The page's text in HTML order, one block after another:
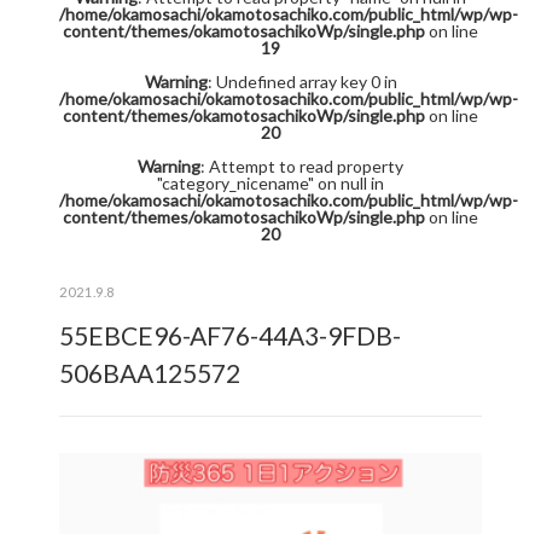
/home/okamosachi/okamotosachiko.com/public_html/wp/wp-
content/themes/okamotosachikoWp/single.phpon line
19
Warning: Undefined array key 0 in
/home/okamosachi/okamotosachiko.com/public_html/wp/wp-
content/themes/okamotosachikoWp/single.phpon line
20
Warning: Attempt to read property
"category_nicename" on null in
/home/okamosachi/okamotosachiko.com/public_html/wp/wp-
content/themes/okamotosachikoWp/single.phpon line
20
2021.9.8
55EBCE96-AF76-44A3-9FDB-
506BAA125572